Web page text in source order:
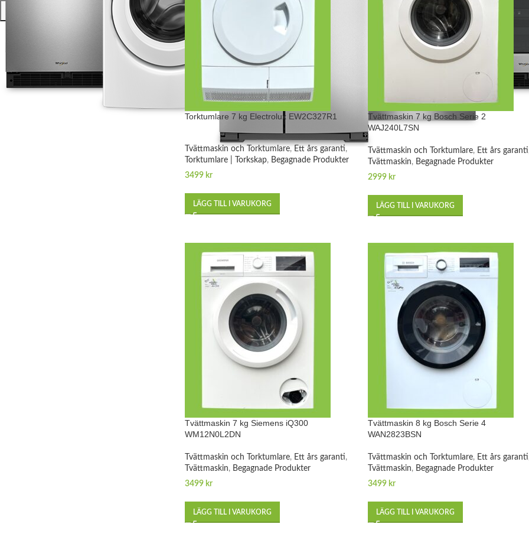
Torktumlare 7 kg Electrolux EW2C327R1
Tvättmaskin och Torktumlare, Ett års garanti,
Torktumlare | Torkskap, Begagnade Produkter
3499 kr
LÄGG TILL I VARUKORG
Tvättmaskin 7 kg Bosch Serie 2
WAJ240L7SN
Tvättmaskin och Torktumlare, Ett års garanti
Tvättmaskin, Begagnade Produkter
2999 kr
LÄGG TILL I VARUKORG
Tvättmaskin 7 kg Siemens iQ300
WM12N0L2DN
Tvättmaskin och Torktumlare, Ett års garanti,
Tvättmaskin, Begagnade Produkter
3499 kr
LÄGG TILL I VARUKORG
Tvättmaskin 8 kg Bosch Serie 4
WAN2823BSN
Tvättmaskin och Torktumlare, Ett års garanti
Tvättmaskin, Begagnade Produkter
3499 kr
LÄGG TILL I VARUKORG